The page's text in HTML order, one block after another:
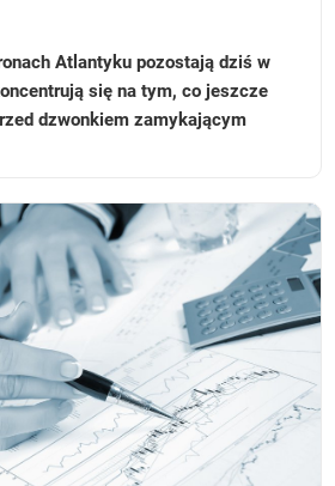
Atlantyku pozostają dziś w
się na tym, co jeszcze
dzwonkiem zamykającym